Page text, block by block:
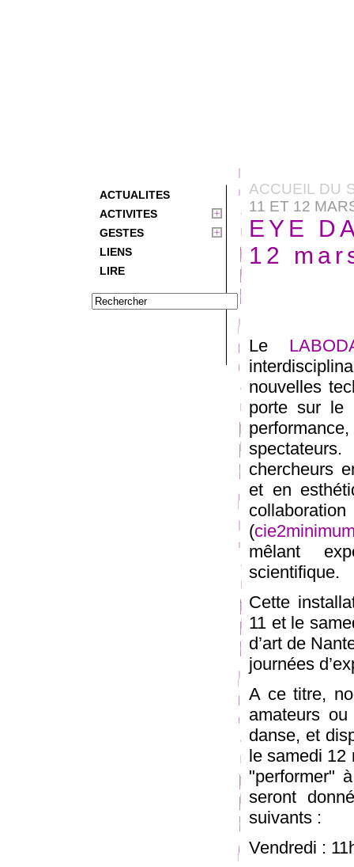
ACTUALITES
ACTIVITES
GESTES
LIENS
LIRE
ACCUEIL DU
11 ET 12
EYE
12
Le
nouvelles
porte sur le
chercheurs
et en
(
mêlant
scientifique.
Cette
11 et le
d’art de
journées
A ce titre,
amateurs
danse, et
le samedi 12
"performer"
seront
suivants :
Vendredi :